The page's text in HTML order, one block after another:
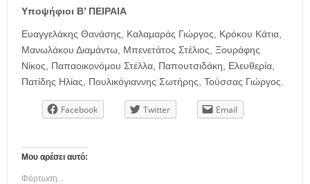
Υποψήφιοι Β’ ΠΕΙΡΑΙΑ
Ευαγγελάκης Θανάσης, Καλαμαράς Γιώργος, Κρόκου Κάτια,
Μανωλάκου Διαμάντω, Μπενετάτος Στέλιος, Ξουράφης
Νίκος, Παπαοικονόμου Στέλλα, Παπουτσιδάκη, Ελευθερία,
Πατίδης Ηλίας, Πουλικόγιαννης Σωτήρης, Τούσσας Γιώργος.
Facebook Twitter Email
Μου αρέσει αυτό:
Φόρτωση...